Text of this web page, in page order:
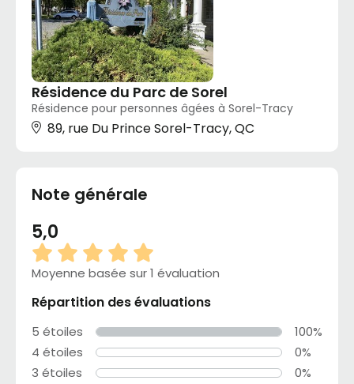
Résidence du Parc de Sorel
Résidence pour personnes âgées à Sorel-Tracy
89, rue Du Prince Sorel-Tracy, QC
Note générale
5,0
Moyenne basée sur 1 évaluation
Répartition des évaluations
5 étoiles
100%
4 étoiles
0%
3 étoiles
0%